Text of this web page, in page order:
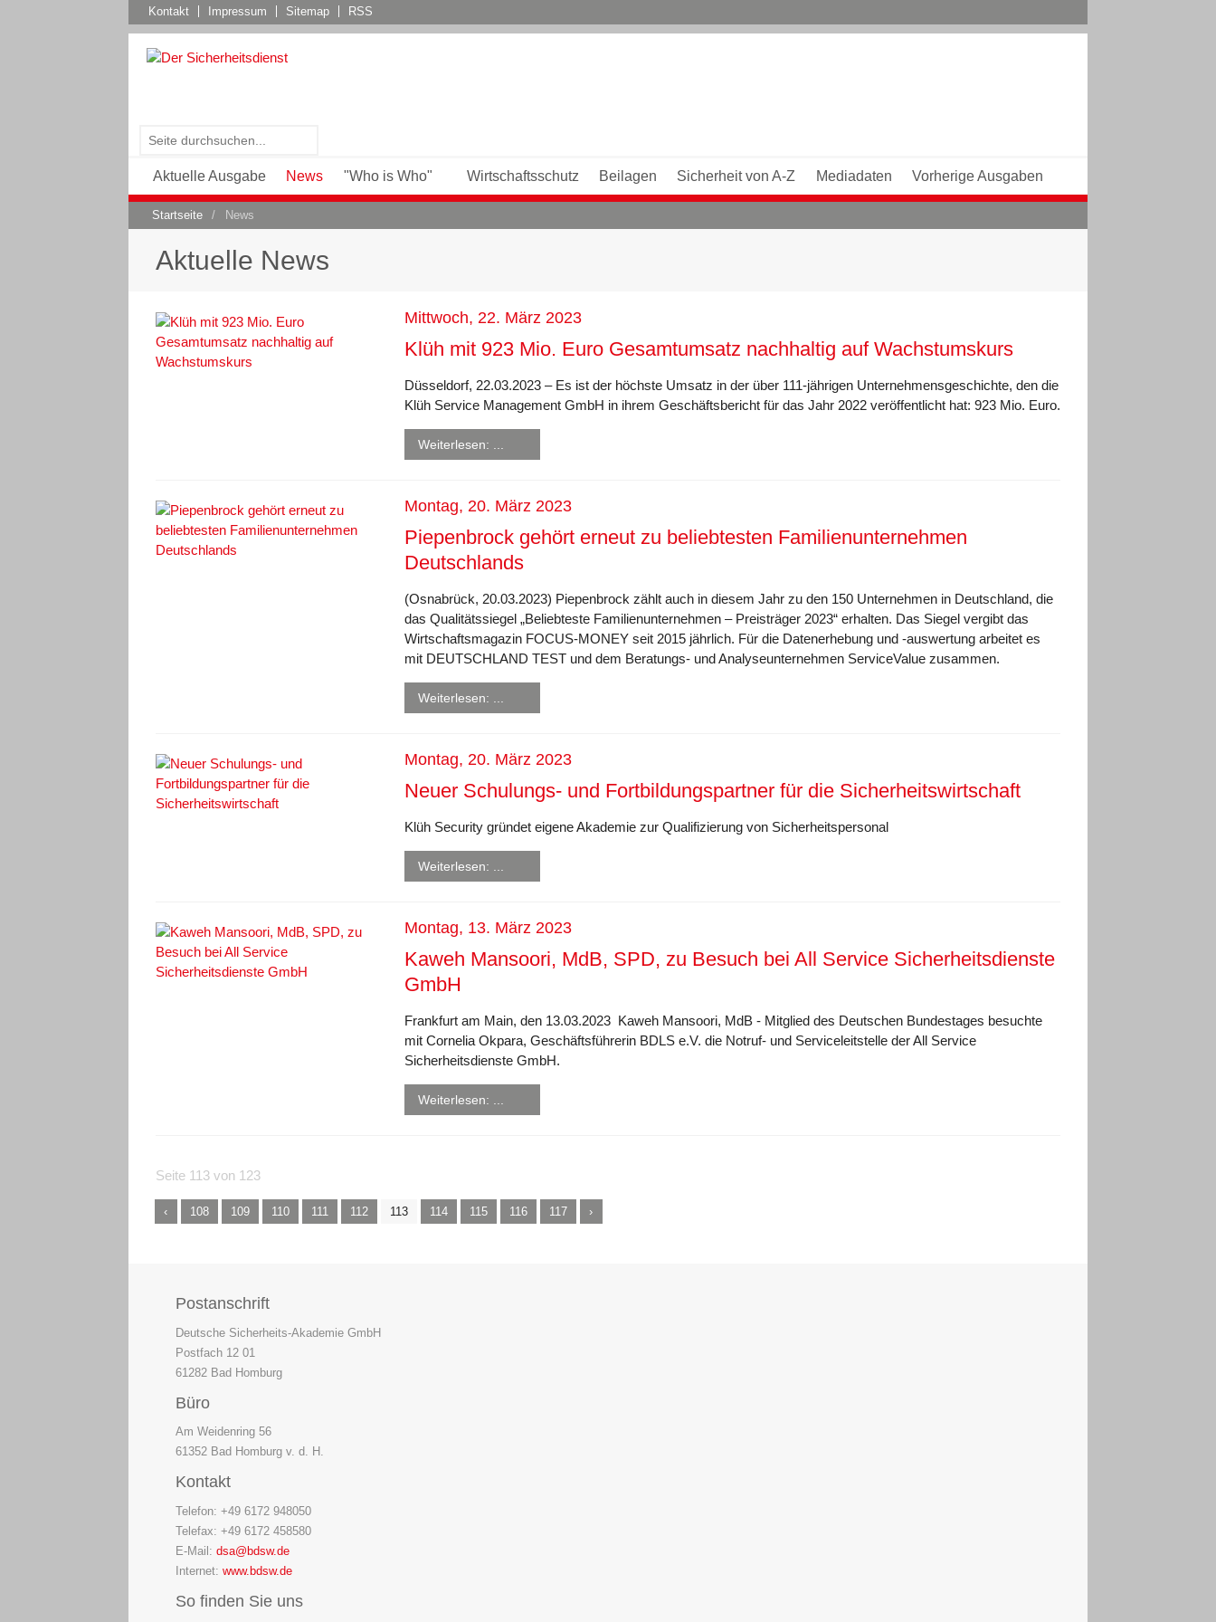
Kontakt Impressum Sitemap RSS
Aktuelle Ausgabe News "Who is Who" Wirtschaftsschutz Beilagen Sicherheit von A-Z Mediadaten Vorherige Ausgaben
Startseite / News
Aktuelle News
Mittwoch, 22. März 2023
Klüh mit 923 Mio. Euro Gesamtumsatz nachhaltig auf Wachstumskurs
Düsseldorf, 22.03.2023 – Es ist der höchste Umsatz in der über 111-jährigen Unternehmensgeschichte, den die
Klüh Service Management GmbH in ihrem Geschäftsbericht für das Jahr 2022 veröffentlicht hat: 923 Mio. Euro.
Weiterlesen: ...
Montag, 20. März 2023
Piepenbrock gehört erneut zu beliebtesten Familienunternehmen
Deutschlands
(Osnabrück, 20.03.2023) Piepenbrock zählt auch in diesem Jahr zu den 150 Unternehmen in Deutschland, die
das Qualitätssiegel „Beliebteste Familienunternehmen – Preisträger 2023“ erhalten. Das Siegel vergibt das
Wirtschaftsmagazin FOCUS-MONEY seit 2015 jährlich. Für die Datenerhebung und -auswertung arbeitet es
mit DEUTSCHLAND TEST und dem Beratungs- und Analyseunternehmen ServiceValue zusammen.
Weiterlesen: ...
Montag, 20. März 2023
Neuer Schulungs- und Fortbildungspartner für die Sicherheitswirtschaft
Klüh Security gründet eigene Akademie zur Qualifizierung von Sicherheitspersonal
Weiterlesen: ...
Montag, 13. März 2023
Kaweh Mansoori, MdB, SPD, zu Besuch bei All Service Sicherheitsdienste
GmbH
Frankfurt am Main, den 13.03.2023 Kaweh Mansoori, MdB - Mitglied des Deutschen Bundestages besuchte
mit Cornelia Okpara, Geschäftsführerin BDLS e.V. die Notruf- und Serviceleitstelle der All Service
Sicherheitsdienste GmbH.
Weiterlesen: ...
Seite 113 von 123
108 109 110 111 112 113 114 115 116 117
Postanschrift
Deutsche Sicherheits-Akademie GmbH
Postfach 12 01
61282 Bad Homburg
Büro
Am Weidenring 56
61352 Bad Homburg v. d. H.
Kontakt
Telefon: +49 6172 948050
Telefax: +49 6172 458580
E-Mail: dsa@bdsw.de
Internet: www.bdsw.de
So finden Sie uns